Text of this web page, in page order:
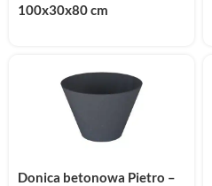
100x30x80 cm
Donica betonowa Pietro –